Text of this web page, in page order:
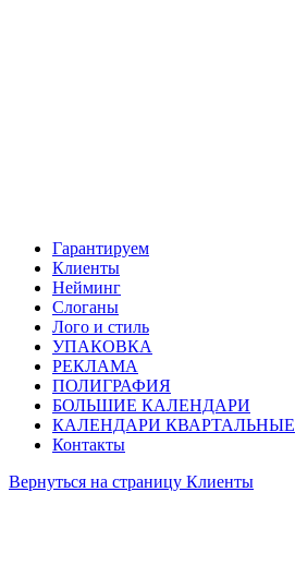
Гарантируем
Клиенты
Нейминг
Слоганы
Лого и стиль
УПАКОВКА
РЕКЛАМА
ПОЛИГРАФИЯ
БОЛЬШИЕ КАЛЕНДАРИ
КАЛЕНДАРИ КВАРТАЛЬНЫЕ
Контакты
Вернуться на страницу Клиенты